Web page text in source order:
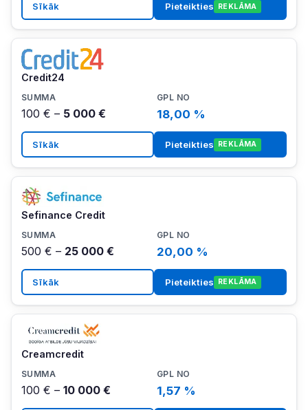
Sīkāk Pieteikties REKLĀMA
Credit24
100 € – 5 000 € 18,00 %
Sīkāk Pieteikties REKLĀMA
Sefinance Credit
500 € – 25 000 € 20,00 %
Sīkāk Pieteikties REKLĀMA
Creamcredit
100 € – 10 000 € 1,57 %